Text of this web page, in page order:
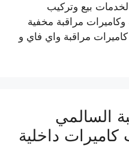
بيع وتركيب
مراقبة مخفية
مراقبة واي فاي و
السالمي
تركيب كاميرات داخلية